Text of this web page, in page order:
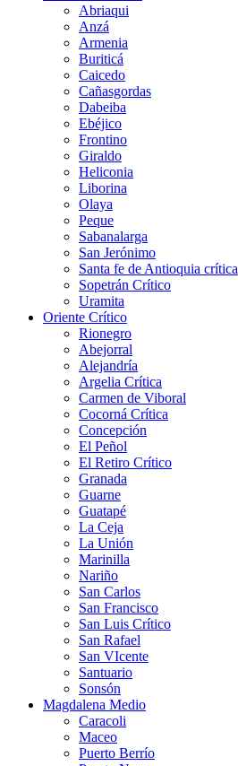
Abriaqui
Anzá
Armenia
Buriticá
Caicedo
Cañasgordas
Dabeiba
Ebéjico
Frontino
Giraldo
Heliconia
Liborina
Olaya
Peque
Sabanalarga
San Jerónimo
Santa fe de Antioquia crítica
Sopetrán Crítico
Uramita
Oriente Crítico
Rionegro
Abejorral
Alejandría
Argelia Crítica
Carmen de Viboral
Cocorná Crítica
Concepción
El Peñol
El Retiro Crítico
Granada
Guarne
Guatapé
La Ceja
La Unión
Marinilla
Nariño
San Carlos
San Francisco
San Luis Crítico
San Rafael
San VIcente
Santuario
Sonsón
Magdalena Medio
Caracoli
Maceo
Puerto Berrío